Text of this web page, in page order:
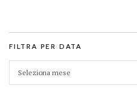
FILTRA PER DATA